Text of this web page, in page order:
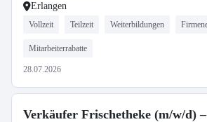
Erlangen
Vollzeit Teilzeit Weiterbildungen
Mitarbeiterrabatte
28.07.2026
Verkäufer Frischetheke (m/w/d)